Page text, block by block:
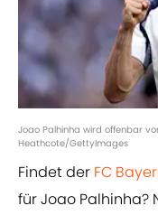
Joao Palhinha wird offenbar
Heathcote/GettyImages
Findet der FC
für Joao Palhinha?